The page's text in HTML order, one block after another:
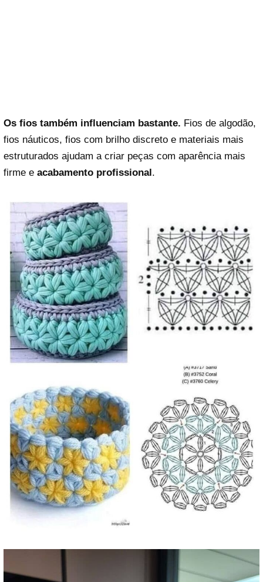
Os fios também influenciam bastante. Fios de algodão,
fios náuticos, fios com brilho discreto e materiais mais
estruturados ajudam a criar peças com aparência mais
firme e acabamento profissional.